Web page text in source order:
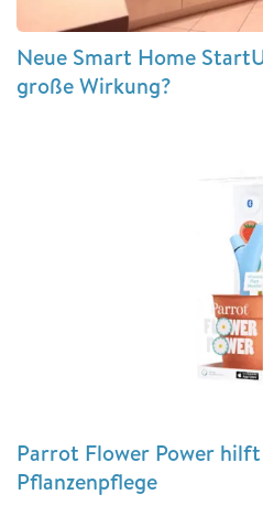
Neue Smart Home
große Wirkung?
Parrot Flower Power
Pflanzenpflege